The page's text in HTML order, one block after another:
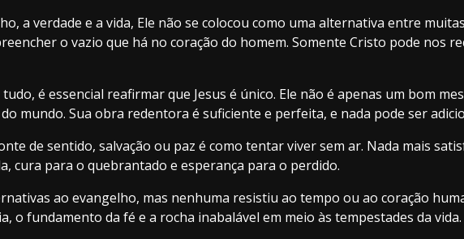
a verdade e a vida, Ele não se colocou como uma alternativa entre
o vazio que há no coração do homem. Somente Cristo pode nos
é essencial reafirmar que Jesus é único. Ele não é apenas um bom
mundo. Sua obra redentora é suficiente e perfeita, e nada pode ser
de sentido, salvação ou paz é como tentar viver sem ar. Nada mais
cura para o quebrantado e esperança para o perdido.
ao evangelho, mas nenhuma resistiu ao tempo ou ao coração
o fundamento da fé e a rocha inabalável em meio às tempestades da vida.